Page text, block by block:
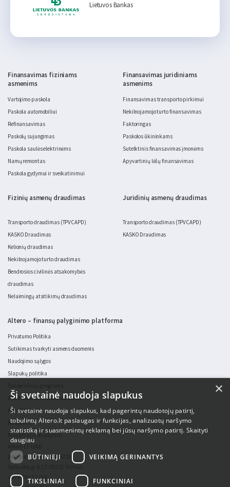
Lietuvos Bankas
Finansavimas fiziniams
asmenims
Vartojimo paskola
Paskola automobiliui
Refinansavimas
Paskolų sujungimas
Paskola saulės elektrinėms
Namų remontas
Paskola gydymui ir sveikatinimui
Finansavimas juridiniams
asmenims
Finansavimas transporto pirkimui
Nekilnojamojo turto finansavimas
Faktoringas
Paskolos ūkininkams
Sutelktinis finansavimas įmonėms
Apyvartinių lėšų finansavimas
Fizinių asmenų draudimas
Transporto draudimas (TPVCAPD)
KASKO Draudimas
Kelionių draudimas
Nekilnojamojo turto draudimas
Bendrosios civilinės atsakomybės
draudimas
Nelaimingų atsitikimų draudimas
Juridinių asmenų draudimas
Transporto draudimas (TPVCAPD)
KASKO Draudimas
Altero – finansų palyginimo platforma
Privatumo Politika
Sutikimas tvarkyti asmens duomenis
Naudojimo sąlygos
Slapukų politika
Altero kredito įmokų draudimas
Apie Altero
Naujienos
Klausimai ir atsakymai
Altero LT UAB
Įmonės kodas 304896733
+370 680 33 033
×
Ši svetainė naudoja slapukus
Ši svetainė naudoja slapukus, kad pagerintų naudotojų patirtį,
tobulintų Altero.lt paslaugas ir funkcijas, analizuotų naršymo
statistiką ir suasmenintų reklamą bei jūsų naršymo patirtį. Skaityti
daugiau
BŪTINIEJI
VEIKIMĄ GERINANTYS
TIKSLINIAI FUNKCINIAI